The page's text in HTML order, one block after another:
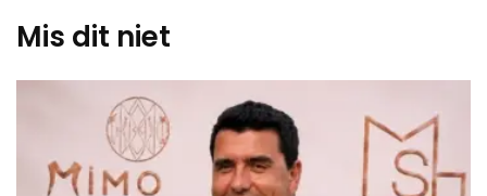
Mis dit niet